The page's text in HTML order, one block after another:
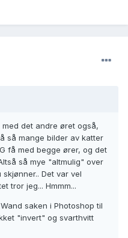
det andre øret også,
så mange bilder av katter
få med begge ører, og det
så mye "altmulig" over
Det var vel
tror jeg... Hmmm...
saken i Photoshop til
"invert" og svarthvitt